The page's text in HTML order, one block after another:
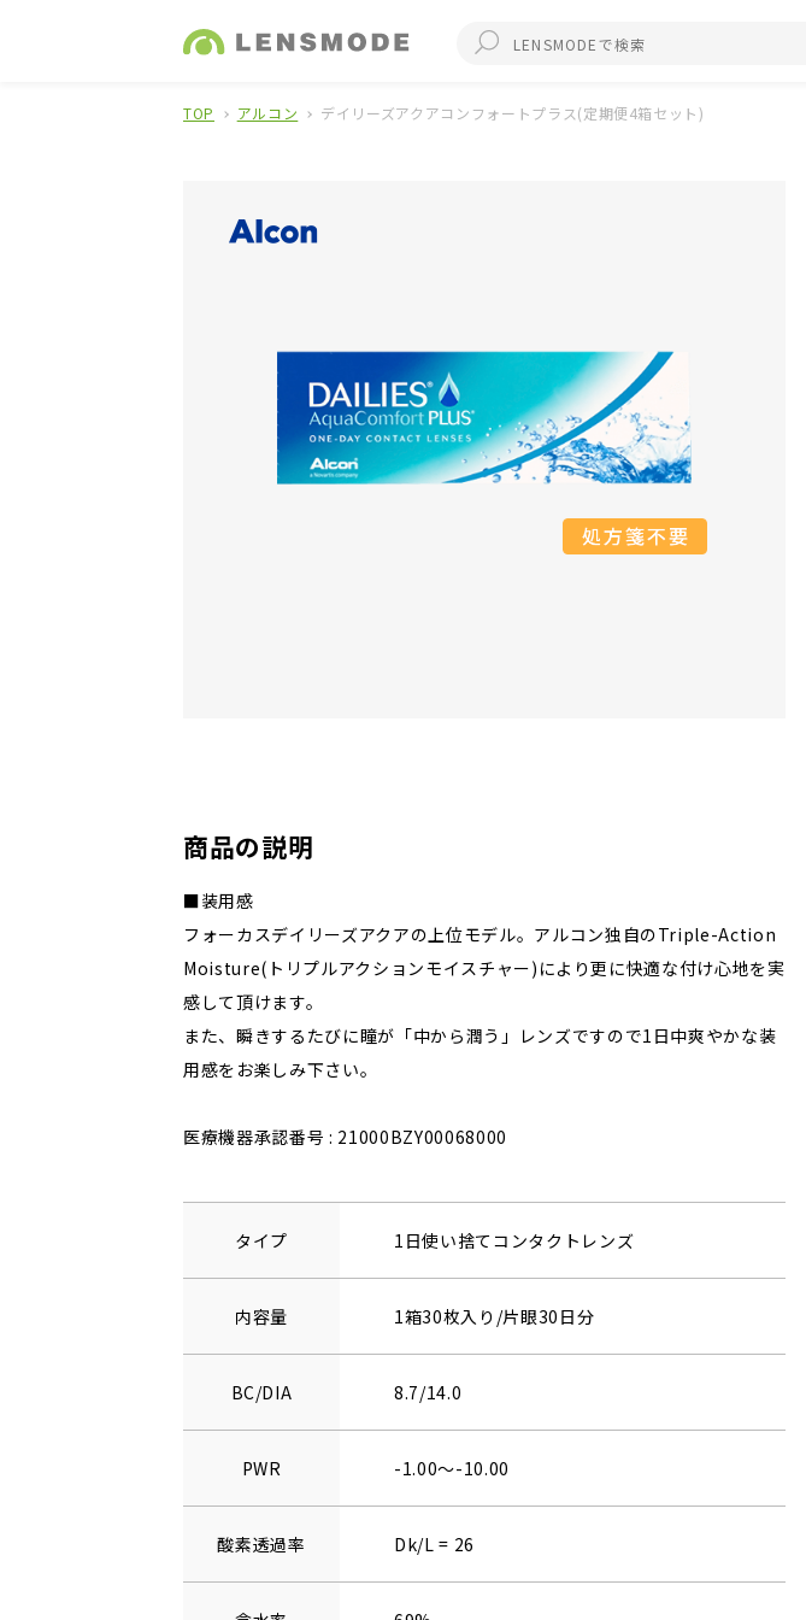
TOP アルコン デイリーズアクアコンフォートプラス(定期便4箱セット)
商品の説明
■装用感
フォーカスデイリーズアクアの上位モデル。アルコン独自のTriple-Action
Moisture(トリプルアクションモイスチャー)により更に快適な付け心地を実
感して頂けます。
また、瞬きするたびに瞳が「中から潤う」レンズですので1日中爽やかな装
用感をお楽しみ下さい。
医療機器承認番号 : 21000BZY00068000
タイプ 1日使い捨てコンタクトレンズ
内容量 1箱30枚入り/片眼30日分
BC/DIA 8.7/14.0
PWR -1.00～-10.00
酸素透過率 Dk/L = 26